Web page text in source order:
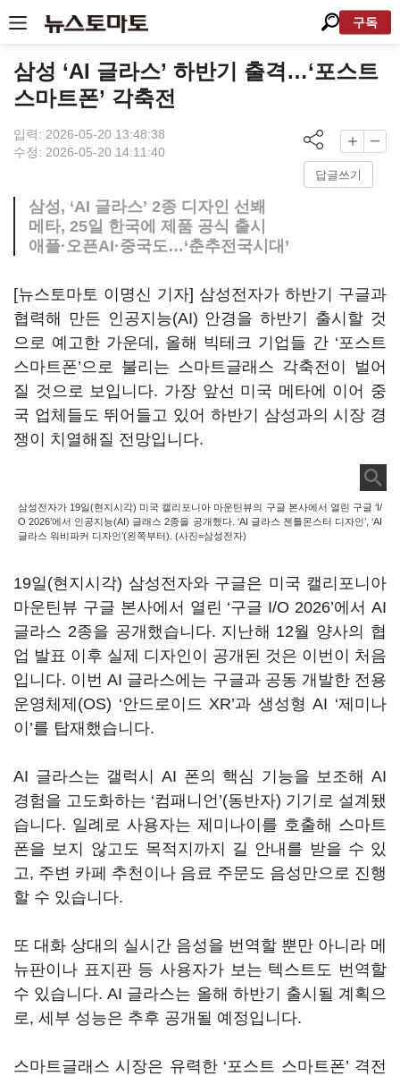
구독
삼성 ‘AI 글라스’ 하반기 출격…‘포스트
스마트폰’ 각축전
입력: 2026-05-20 13:48:38
수정: 2026-05-20 14:11:40
답글쓰기
삼성, ‘AI 글라스’ 2종 디자인 선봬
메타, 25일 한국에 제품 공식 출시
애플·오픈AI·중국도…‘춘추전국시대’
[뉴스토마토 이명신 기자] 삼성전자가 하반기 구글과
협력해 만든 인공지능(AI) 안경을 하반기 출시할 것
으로 예고한 가운데, 올해 빅테크 기업들 간 ‘포스트
스마트폰’으로 불리는 스마트글래스 각축전이 벌어
질 것으로 보입니다. 가장 앞선 미국 메타에 이어 중
국 업체들도 뛰어들고 있어 하반기 삼성과의 시장 경
쟁이 치열해질 전망입니다.
삼성전자가 19일(현지시각) 미국 캘리포니아 마운틴뷰의 구글 본사에서 열린 구글 ‘I/
O 2026’에서 인공지능(AI) 글래스 2종을 공개했다. ‘AI 글라스 젠틀몬스터 디자인’, ‘AI
글라스 워비파커 디자인’(왼쪽부터). (사진=삼성전자)
19일(현지시각) 삼성전자와 구글은 미국 캘리포니아
마운틴뷰 구글 본사에서 열린 ‘구글 I/O 2026’에서 AI
글라스 2종을 공개했습니다. 지난해 12월 양사의 협
업 발표 이후 실제 디자인이 공개된 것은 이번이 처음
입니다. 이번 AI 글라스에는 구글과 공동 개발한 전용
운영체제(OS) ‘안드로이드 XR’과 생성형 AI ‘제미나
이’를 탑재했습니다.
AI 글라스는 갤럭시 AI 폰의 핵심 기능을 보조해 AI
경험을 고도화하는 ‘컴패니언’(동반자) 기기로 설계됐
습니다. 일례로 사용자는 제미나이를 호출해 스마트
폰을 보지 않고도 목적지까지 길 안내를 받을 수 있
고, 주변 카페 추천이나 음료 주문도 음성만으로 진행
할 수 있습니다.
또 대화 상대의 실시간 음성을 번역할 뿐만 아니라 메
뉴판이나 표지판 등 사용자가 보는 텍스트도 번역할
수 있습니다. AI 글라스는 올해 하반기 출시될 계획으
로, 세부 성능은 추후 공개될 예정입니다.
스마트글래스 시장은 유력한 ‘포스트 스마트폰’ 격전